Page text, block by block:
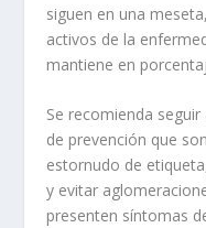
siguen en una
activos de la
mantiene en
Se recomienda
de prevención que
estornudo de
y evitar
presenten síntomas